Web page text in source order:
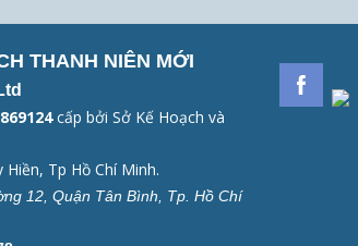
THANH NIÊN MỚI
cấp bởi Sở Kế Hoạch và
Tp Hồ Chí Minh.
12, Quận Tân Bình, Tp. Hồ Chí